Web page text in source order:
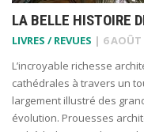
LA BELLE HISTOIRE
LIVRES / REVUES | 6 AOÛT
L’incroyable richesse
cathédrales à travers un
largement illustré des
évolution. Prouesses